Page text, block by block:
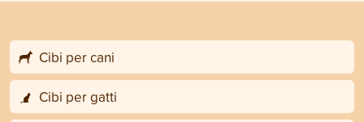
Cibi per cani
Cibi per gatti